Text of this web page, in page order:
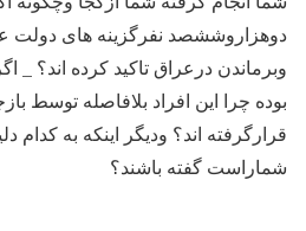
دوهزاروششصد نفرگزینه های دولت
وبرماندن درعراق تاکید کرده اند؟
بوده چرا این افراد بلافاصله توسط
قرارگرفته اند؟ ودیگر اینکه به کدام
شماراست گفته باشند؟